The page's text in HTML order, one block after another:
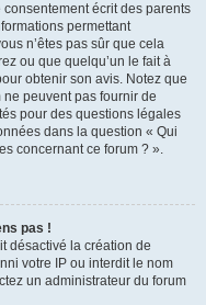
écrit des parents
permettant
n’êtes pas sûr que cela
ou que quelqu’un le fait à
obtenir son avis. Notez que
peuvent pas fournir de
pour des questions légales
dans la question « Qui
concernant ce forum ? ».
pas !
désactivé la création de
votre IP ou interdit le nom
un administrateur du forum